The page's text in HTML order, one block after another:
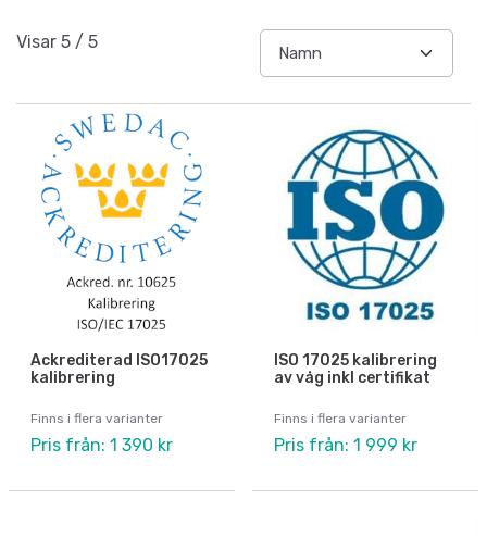
Visar 5 / 5
Ackrediterad ISO17025
kalibrering
Finns i flera varianter
Pris från: 1 390 kr
ISO 17025 kalibrering
av våg inkl certifikat
Finns i flera varianter
Pris från: 1 999 kr